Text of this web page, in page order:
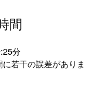
間
分
若干の誤差がありま